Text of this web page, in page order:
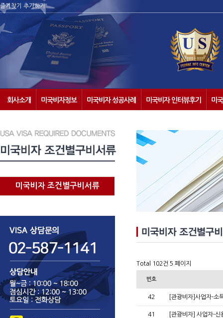
즐겨찾기 추가하기
회사소개 미국비자정보 미국비자 성공사례 미국비자 인터뷰후기 미
미국비자 조건별구비서류
Total 102건 5 페이지
번호
42 [관광비자]사업자-소
41 [관광비자] 사업자-